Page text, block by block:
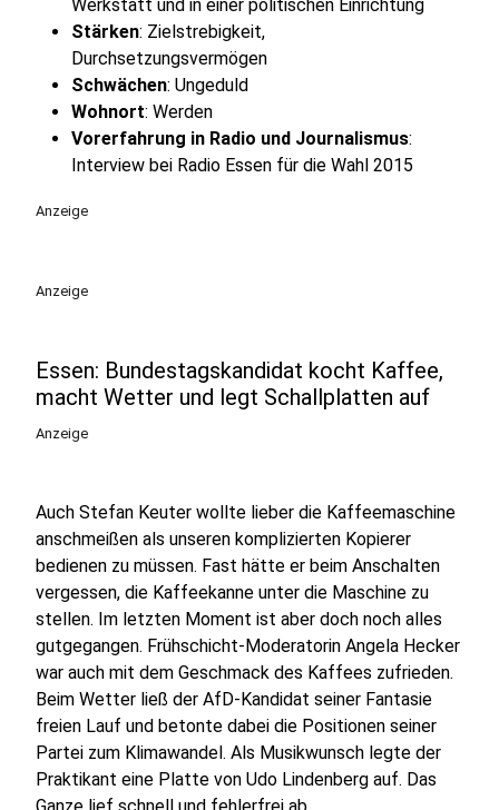
Werkstatt und in einer politischen Einrichtung
Stärken: Zielstrebigkeit,
Durchsetzungsvermögen
Schwächen: Ungeduld
Wohnort: Werden
Vorerfahrung in Radio und Journalismus:
Interview bei Radio Essen für die Wahl 2015
Anzeige
Anzeige
Essen: Bundestagskandidat kocht Kaffee,
macht Wetter und legt Schallplatten auf
Anzeige
Auch Stefan Keuter wollte lieber die Kaffeemaschine
anschmeißen als unseren komplizierten Kopierer
bedienen zu müssen. Fast hätte er beim Anschalten
vergessen, die Kaffeekanne unter die Maschine zu
stellen. Im letzten Moment ist aber doch noch alles
gutgegangen. Frühschicht-Moderatorin Angela Hecker
war auch mit dem Geschmack des Kaffees zufrieden.
Beim Wetter ließ der AfD-Kandidat seiner Fantasie
freien Lauf und betonte dabei die Positionen seiner
Partei zum Klimawandel. Als Musikwunsch legte der
Praktikant eine Platte von Udo Lindenberg auf. Das